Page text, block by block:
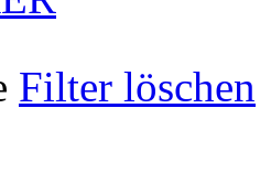
Filter löschen